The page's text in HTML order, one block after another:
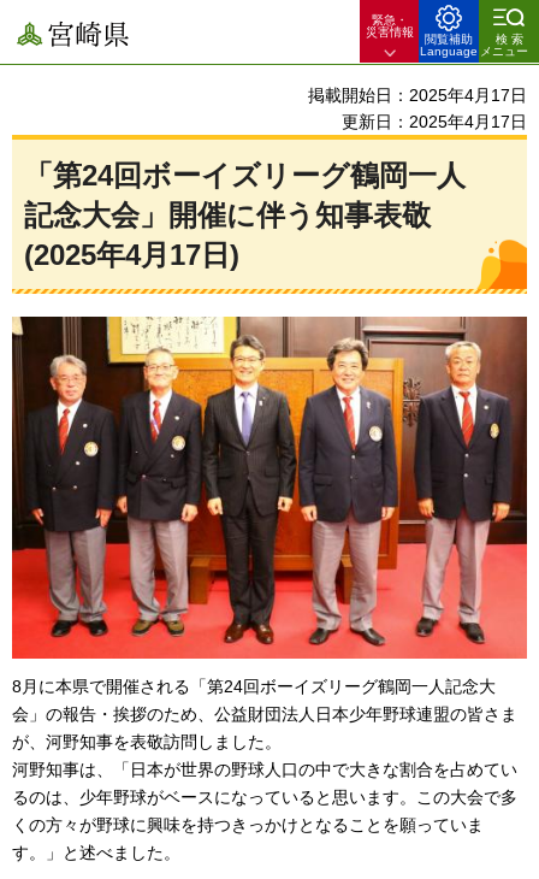
宮崎県
緊急・
災害情報
閲覧補助
Language
検索
メニュー
掲載開始日：2025年4月17日
更新日：2025年4月17日
「第24回ボーイズリーグ鶴岡一人
記念大会」開催に伴う知事表敬
(2025年4月17日)
8月に本県で開催される「第24回ボーイズリーグ鶴岡一人記念大
会」の報告・挨拶のため、公益財団法人日本少年野球連盟の皆さま
が、河野知事を表敬訪問しました。
河野知事は、「日本が世界の野球人口の中で大きな割合を占めてい
るのは、少年野球がベースになっていると思います。この大会で多
くの方々が野球に興味を持つきっかけとなることを願っていま
す。」と述べました。